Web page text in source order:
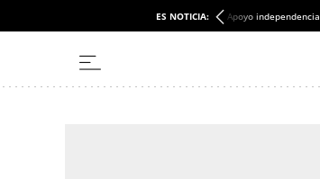
ES NOTICIA: Apoyo independencia